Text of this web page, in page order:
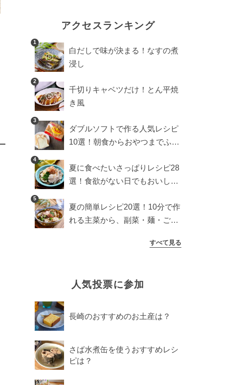
アクセスランキング
1
白だしで味が決まる！なすの煮
浸し
2
千切りキャベツだけ！とん平焼
き風
3
ダブルソフトで作る人気レシピ
10選！朝食からおやつまでふん
4
夏に食べたいさっぱりレシピ28
選！食欲がない日でもおいしい
5
夏の簡単レシピ20選！10分で作
れる主菜から、副菜・麺・ごは
すべて見る
人気投票に参加
長崎のおすすめのお土産は？
さば水煮缶を使うおすすめレシ
ピは？